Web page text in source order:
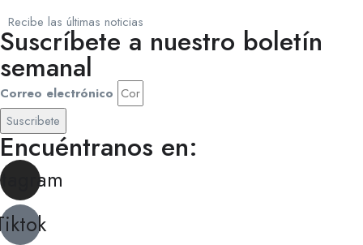
Recibe las últimas noticias
Suscríbete a nuestro boletín
semanal
Correo electrónico
Suscribete
Encuéntranos en: